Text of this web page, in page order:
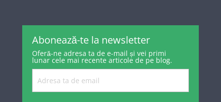
Abonează-te la newsletter
Oferă-ne adresa ta de e-mail și vei primi
lunar cele mai recente articole de pe blog.